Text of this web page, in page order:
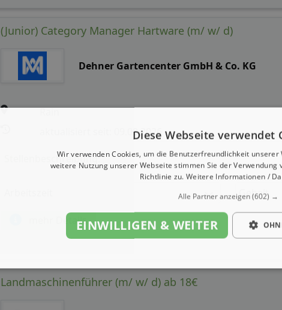
(Junior) Category Manager Hartware (m/ w/ d)
Dehner Gartencenter GmbH & Co. KG
Rain
aktualisiert seit: 09.08.2026
Stellenbeschreibung:
Gehalt
mehr Details
Landmaschinenführer (m/ w/ d) ab 18€
Diese Webseite verwendet
Wir verwenden Cookies, um die Benutzerfreundlichkeit
weitere Nutzung unserer Webseite stimmen Sie der Verwendung
Richtlinie zu. Weitere Informationen /
Alle Partner anzeigen(602) →
EINWILLIGEN & WEITER